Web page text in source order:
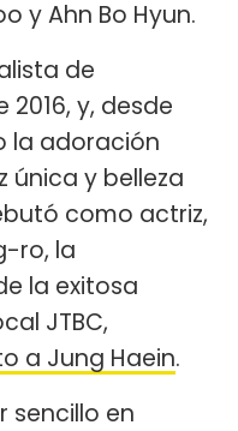
y Ahn Bo Hyun.
de
y, desde
la adoración
única y belleza
como actriz,
ro, la
la exitosa
JTBC,
a Jung Haein.
sencillo en